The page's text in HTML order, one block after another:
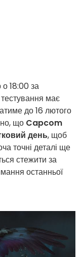
18:00 за
має
до 16 лютого
що Capcom
день, щоб
точні деталі ще
стежити за
останньої